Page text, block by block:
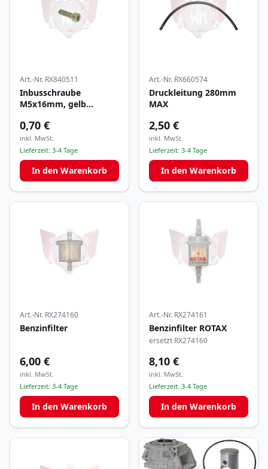
Art.-Nr. RX840511
Inbusschraube
M5x16mm, gelb
0,70 €
inkl. MwSt.
Lieferzeit: 3-4 Tage
In den Warenkorb
Art.-Nr. RX660574
Druckleitung 280mm
MAX
2,50 €
inkl. MwSt.
Lieferzeit: 3-4 Tage
In den Warenkorb
Art.-Nr. RX274160
Benzinfilter
6,00 €
inkl. MwSt.
Lieferzeit: 3-4 Tage
In den Warenkorb
Art.-Nr. RX274161
Benzinfilter ROTAX
ersetzt RX274160
8,10 €
inkl. MwSt.
Lieferzeit: 3-4 Tage
In den Warenkorb